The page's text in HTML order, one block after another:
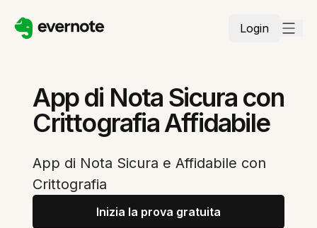
Login
App di Nota Sicura con
Crittografia Affidabile
App di Nota Sicura e Affidabile con
Crittografia
Inizia la prova gratuita